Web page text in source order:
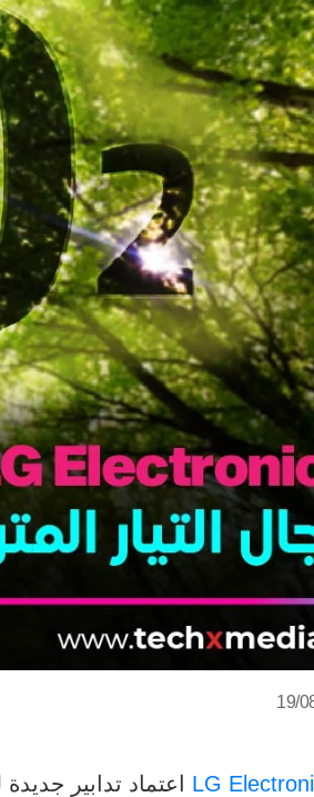
19/
LG اعتماد تدابير